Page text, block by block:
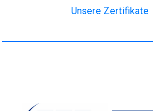
Unsere Zertifikate